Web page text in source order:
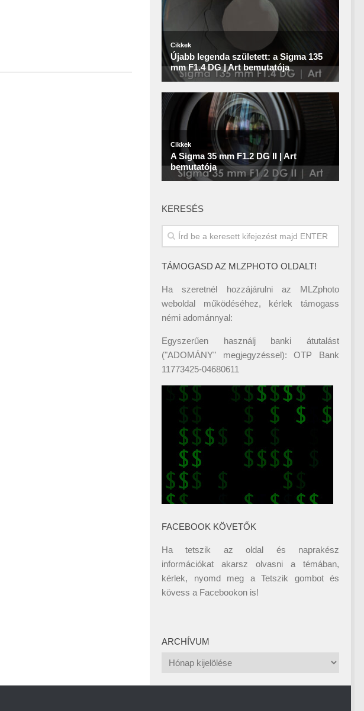
KERESÉS
TÁMOGASD AZ MLZPHOTO OLDALT!
Ha szeretnél hozzájárulni az MLZphoto
weboldal működéséhez, kérlek támogass
némi adománnyal:
Egyszerűen használj banki átutalást
("ADOMÁNY" megjegyzéssel): OTP Bank
11773425-04680611
FACEBOOK KÖVETŐK
Ha tetszik az oldal és naprakész
információkat akarsz olvasni a témában,
kérlek, nyomd meg a Tetszik gombot és
kövess a Facebookon is!
ARCHÍVUM
Archívum